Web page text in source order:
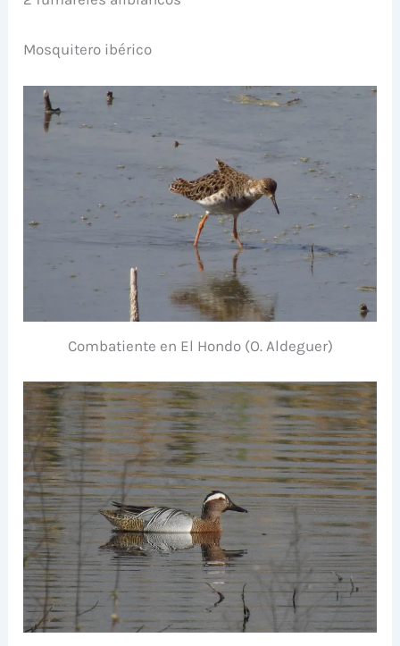
Mosquitero ibérico
Combatiente en El Hondo (O. Aldeguer)